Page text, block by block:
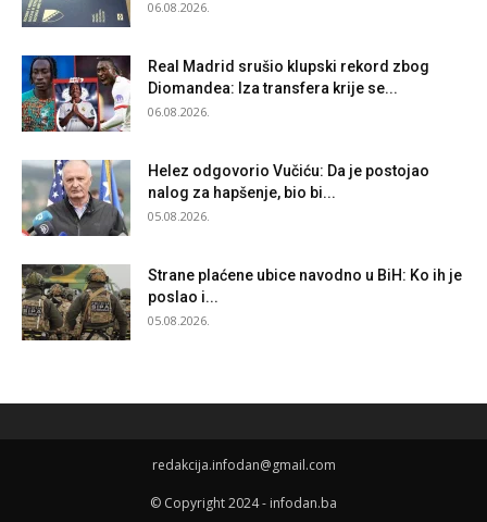
06.08.2026.
Real Madrid srušio klupski rekord zbog
Diomandea: Iza transfera krije se...
06.08.2026.
Helez odgovorio Vučiću: Da je postojao
nalog za hapšenje, bio bi...
05.08.2026.
Strane plaćene ubice navodno u BiH: Ko ih je
poslao i...
05.08.2026.
redakcija.infodan@gmail.com
© Copyright 2024 - infodan.ba